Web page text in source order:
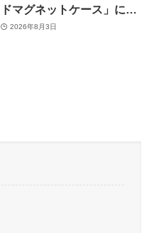
ドマグネットケース」に黄
ばみへの耐久性を向上させ
2026年8月3日